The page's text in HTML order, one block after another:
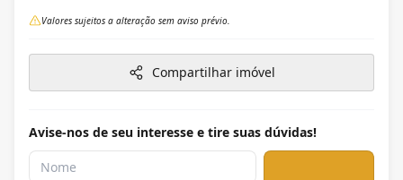
Valores sujeitos a alteração sem aviso prévio.
Compartilhar imóvel
Avise-nos de seu interesse e tire suas dúvidas!